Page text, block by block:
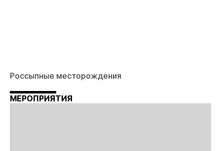
Россыпные месторождения
МЕРОПРИЯТИЯ